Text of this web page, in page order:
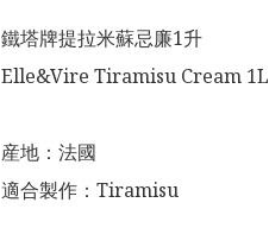
鐵塔牌提拉米蘇忌廉1升
Elle&Vire Tiramisu Cream 1L
産地：法國
適合製作：Tiramisu